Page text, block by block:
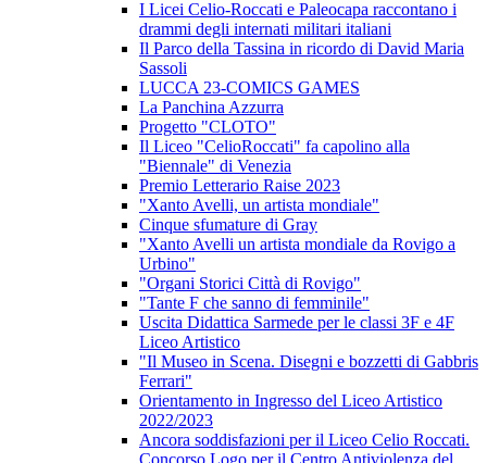
I Licei Celio-Roccati e Paleocapa raccontano i
drammi degli internati militari italiani
Il Parco della Tassina in ricordo di David Maria
Sassoli
LUCCA 23-COMICS GAMES
La Panchina Azzurra
Progetto "CLOTO"
Il Liceo "CelioRoccati" fa capolino alla
"Biennale" di Venezia
Premio Letterario Raise 2023
"Xanto Avelli, un artista mondiale"
Cinque sfumature di Gray
"Xanto Avelli un artista mondiale da Rovigo a
Urbino"
"Organi Storici Città di Rovigo"
"Tante F che sanno di femminile"
Uscita Didattica Sarmede per le classi 3F e 4F
Liceo Artistico
"Il Museo in Scena. Disegni e bozzetti di Gabbris
Ferrari"
Orientamento in Ingresso del Liceo Artistico
2022/2023
Ancora soddisfazioni per il Liceo Celio Roccati.